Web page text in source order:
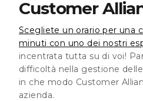
Customer
Scegliete un orario per una
minuti con uno dei nostri
incentrata tutta su di voi!
difficoltà nella gestione
in che modo Customer
azienda.